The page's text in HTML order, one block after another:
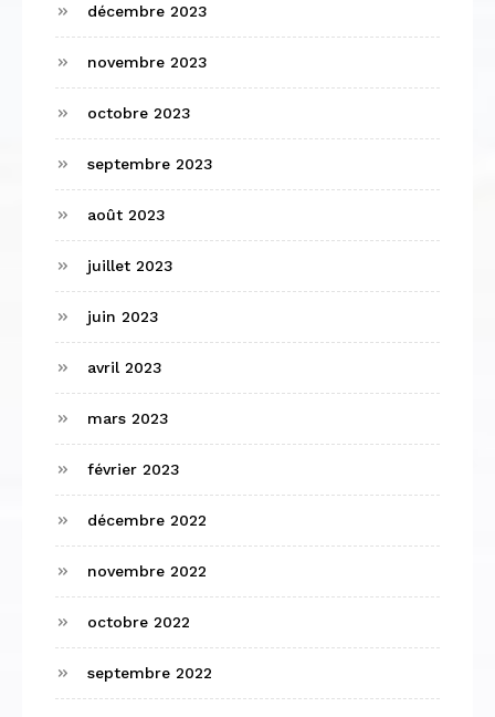
décembre 2023
novembre 2023
octobre 2023
septembre 2023
août 2023
juillet 2023
juin 2023
avril 2023
mars 2023
février 2023
décembre 2022
novembre 2022
octobre 2022
septembre 2022